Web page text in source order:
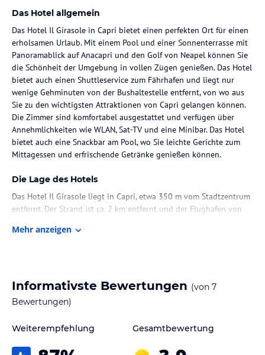
Das Hotel allgemein
Das Hotel Il Girasole in Capri bietet einen perfekten Ort für einen
erholsamen Urlaub. Mit einem Pool und einer Sonnenterrasse mit
Panoramablick auf Anacapri und den Golf von Neapel können Sie
die Schönheit der Umgebung in vollen Zügen genießen. Das Hotel
bietet auch einen Shuttleservice zum Fährhafen und liegt nur
wenige Gehminuten von der Bushaltestelle entfernt, von wo aus
Sie zu den wichtigsten Attraktionen von Capri gelangen können.
Die Zimmer sind komfortabel ausgestattet und verfügen über
Annehmlichkeiten wie WLAN, Sat-TV und eine Minibar. Das Hotel
bietet auch eine Snackbar am Pool, wo Sie leichte Gerichte zum
Mittagessen und erfrischende Getränke genießen können.
Die Lage des Hotels
Das Hotel Il Girasole liegt in Capri, etwa 350 m vom Stadtzentrum
entfernt. Der Strand ist ca. 2 km entfernt und der Flughafen von
gehören eine Klimaanlage, individuell regelbare Heizung, Kaffee-
und Teezubereitungsmöglichkeiten, WLAN, ein Fernseher und ein
Haartrockner. Einige Zimmer bieten auch einen Balkon mit
ebenfalls verfügbar.
Mehr anzeigen
Informativste Bewertungen (von 7
Bewertungen)
Weiterempfehlung Gesamtbewertung